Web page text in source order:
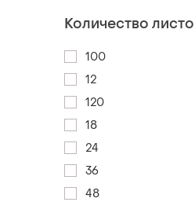
Количество
100
12
120
18
24
36
48